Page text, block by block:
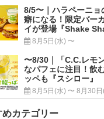
8/5〜｜ハラペーニョ
癖になる！限定バー
イが登場『Shake
8月5日(水) 〜
〜8/30｜「C.C.レモ
なパフェに注目！飲
ッペも『スシロー』
8月5日(水) 〜 8月30日
めカテゴリー